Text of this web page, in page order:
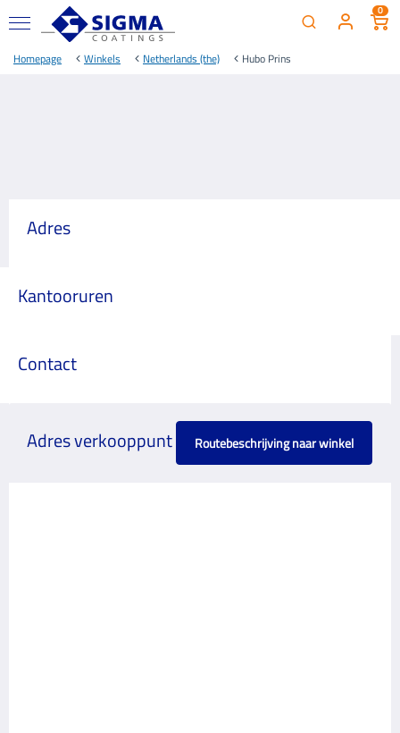
0
Homepage Winkels Netherlands (the) Hubo Prins
Adres
Kantooruren
Contact
Adres verkooppunt Routebeschrijving naar winkel